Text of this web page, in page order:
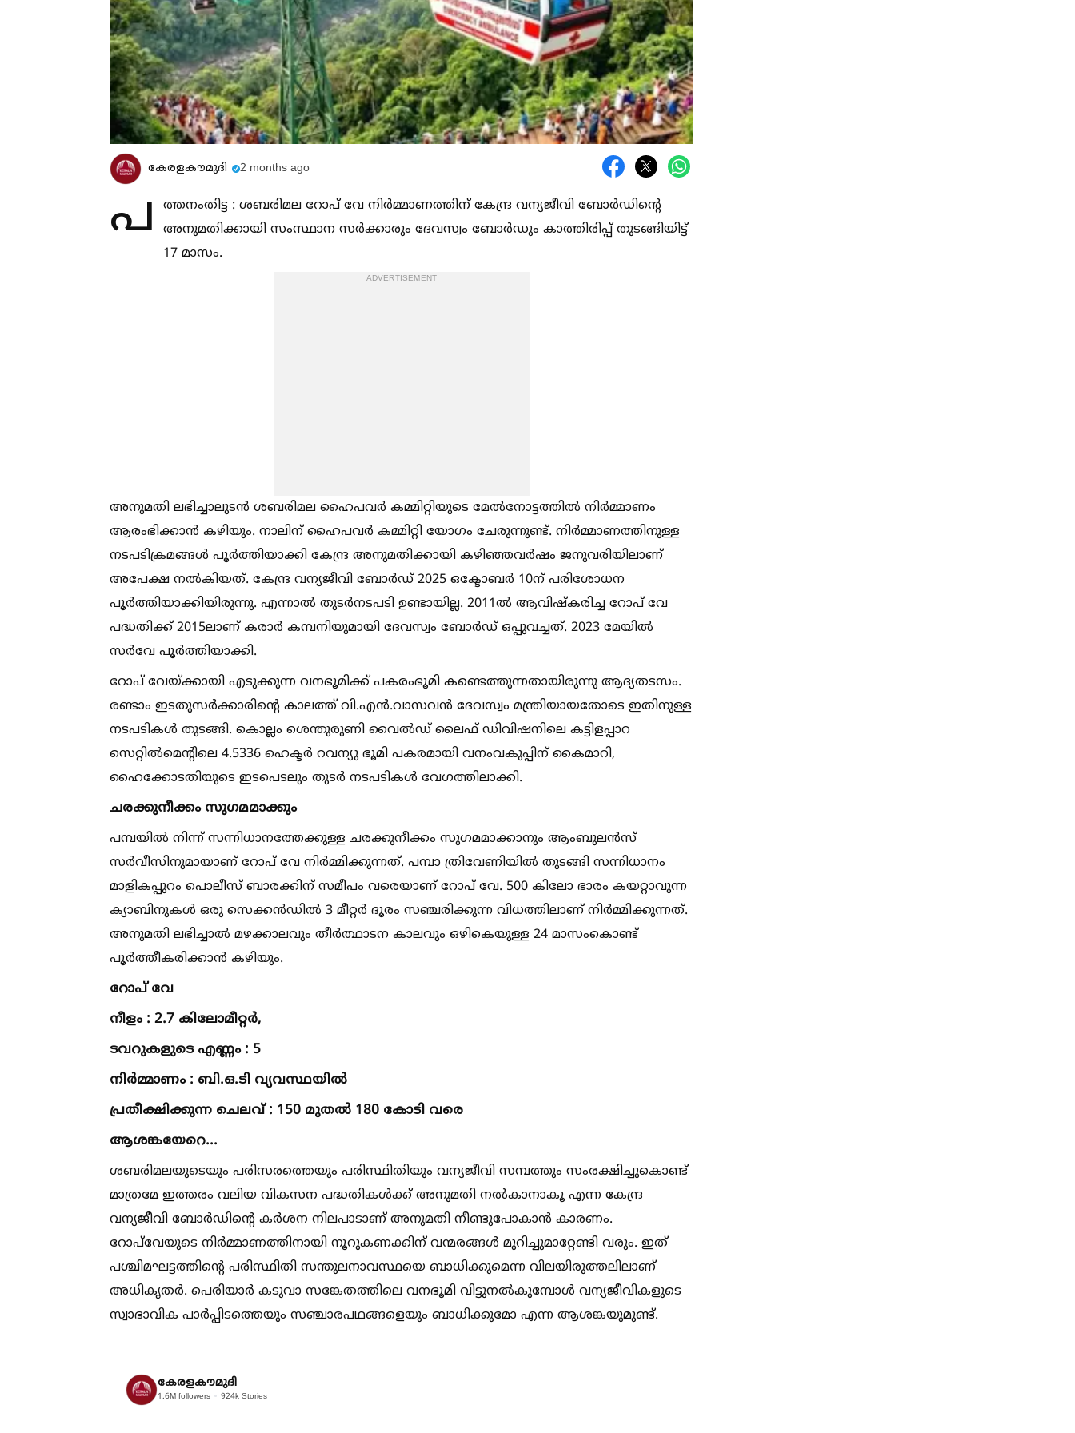
കേരളകൗമുദി 2 months ago
പ
ത്തനംതിട്ട : ശബരിമല റോപ് വേ നിർമ്മാണത്തിന് കേന്ദ്ര വന്യജീവി ബോർഡിന്റെ
അനുമതിക്കായി സംസ്ഥാന സർക്കാരും ദേവസ്വം ബോർഡും കാത്തിരിപ്പ് തുടങ്ങിയിട്ട്
17 മാസം.
ADVERTISEMENT
അനുമതി ലഭിച്ചാലുടൻ ശബരിമല ഹൈപവർ കമ്മിറ്റിയുടെ മേല്‍നോട്ടത്തില്‍ നിർമ്മാണം
ആരംഭിക്കാൻ കഴിയും. നാലിന് ഹൈപവർ കമ്മിറ്റി യോഗം ചേരുന്നുണ്ട്. നിർമ്മാണത്തിനുള്ള
നടപടിക്രമങ്ങള്‍ പൂർത്തിയാക്കി കേന്ദ്ര അനുമതിക്കായി കഴിഞ്ഞവർഷം ജനുവരിയിലാണ്
അപേക്ഷ നല്‍കിയത്. കേന്ദ്ര വന്യജീവി ബോർഡ് 2025 ഒക്ടോബർ 10ന് പരിശോധന
പൂർത്തിയാക്കിയിരുന്നു. എന്നാല്‍ തുടർനടപടി ഉണ്ടായില്ല. 2011ല്‍ ആവിഷ്കരിച്ച റോപ് വേ
പദ്ധതിക്ക് 2015ലാണ് കരാർ കമ്പനിയുമായി ദേവസ്വം ബോർഡ് ഒപ്പുവച്ചത്. 2023 മേയില്‍
സർവേ പൂർത്തിയാക്കി.
റോപ് വേയ്ക്കായി എടുക്കുന്ന വനഭൂമിക്ക് പകരംഭൂമി കണ്ടെത്തുന്നതായിരുന്നു ആദ്യതടസം.
രണ്ടാം ഇടതുസർക്കാരിന്റെ കാലത്ത് വി.എൻ.വാസവൻ ദേവസ്വം മന്ത്രിയായതോടെ ഇതിനുള്ള
നടപടികള്‍ തുടങ്ങി. കൊല്ലം ശെന്തുരുണി വൈല്‍ഡ് ലൈഫ് ഡിവിഷനിലെ കട്ടിളപ്പാറ
സെറ്റില്‍മെന്റിലെ 4.5336 ഹെക്ടർ റവന്യു ഭൂമി പകരമായി വനംവകുപ്പിന് കൈമാറി,
ഹൈക്കോടതിയുടെ ഇടപെടലും തുടർ നടപടികള്‍ വേഗത്തിലാക്കി.
ചരക്കുനീക്കം സുഗമമാക്കും
പമ്പയില്‍ നിന്ന് സന്നിധാനത്തേക്കുള്ള ചരക്കുനീക്കം സുഗമമാക്കാനും ആംബുലൻസ്
സർവീസിനുമായാണ് റോപ് വേ നിർമ്മിക്കുന്നത്. പമ്പാ ത്രിവേണിയില്‍ തുടങ്ങി സന്നിധാനം
മാളികപ്പുറം പൊലീസ് ബാരക്കിന് സമീപം വരെയാണ് റോപ് വേ. 500 കിലോ ഭാരം കയറ്റാവുന്ന
ക്യാബിനുകള്‍ ഒരു സെക്കൻഡില്‍ 3 മീറ്റർ ദൂരം സഞ്ചരിക്കുന്ന വിധത്തിലാണ് നിർമ്മിക്കുന്നത്.
അനുമതി ലഭിച്ചാല്‍ മഴക്കാലവും തീർത്ഥാടന കാലവും ഒഴികെയുള്ള 24 മാസംകൊണ്ട്
പൂർത്തീകരിക്കാൻ കഴിയും.
റോപ് വേ
നീളം : 2.7 കിലോമീറ്റർ,
ടവറുകളുടെ എണ്ണം : 5
നിർമ്മാണം : ബി.ഒ.ടി വ്യവസ്ഥയില്‍
പ്രതീക്ഷിക്കുന്ന ചെലവ് : 150 മുതല്‍ 180 കോടി വരെ
ആശങ്കയേറെ...
ശബരിമലയുടെയും പരിസരത്തെയും പരിസ്ഥിതിയും വന്യജീവി സമ്പത്തും സംരക്ഷിച്ചുകൊണ്ട്‌
മാത്രമേ ഇത്തരം വലിയ വികസന പദ്ധതികള്‍ക്ക് അനുമതി നല്‍കാനാകൂ എന്ന കേന്ദ്ര
വന്യജീവി ബോർഡിന്റെ കർശന നിലപാടാണ് അനുമതി നീണ്ടുപോകാൻ കാരണം.
റോപ്‌വേയുടെ നിർമ്മാണത്തിനായി നൂറുകണക്കിന് വന്മരങ്ങള്‍ മുറിച്ചുമാറ്റേണ്ടി വരും. ഇത്
പശ്ചിമഘട്ടത്തിന്റെ പരിസ്ഥിതി സന്തുലനാവസ്ഥയെ ബാധിക്കുമെന്ന വിലയിരുത്തലിലാണ്
അധികൃതർ. പെരിയാർ കടുവാ സങ്കേതത്തിലെ വനഭൂമി വിട്ടുനല്‍കുമ്പോള്‍ വന്യജീവികളുടെ
സ്വാഭാവിക പാർപ്പിടത്തെയും സഞ്ചാരപഥങ്ങളെയും ബാധിക്കുമോ എന്ന ആശങ്കയുമുണ്ട്.
കേരളകൗമുദി
1.6M followers 924k Stories